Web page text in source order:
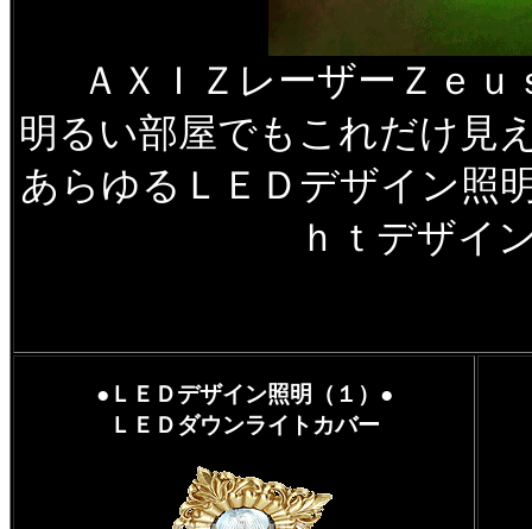
ＡＸＩＺレーザーＺｅ
明るい部屋でもこれだけ見
あらゆるＬＥＤデザイン照
ｈｔデザイ
●ＬＥＤデザイン照明（１）●
ＬＥＤダウンライトカバー